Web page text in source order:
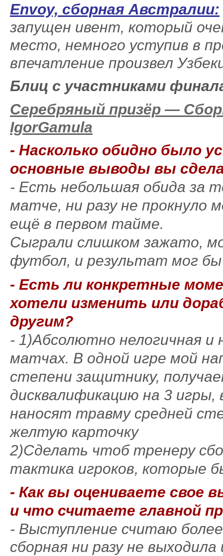
Envoy, сборная Австралии:
запущен ивент, который
место, немного уступив в
впечатление произвел
Блиц с участниками
Серебряный призёр —
IgorGamula
- Насколько обидно было
основные выводы вы
- Есть небольшая обида за
матче, ни разу не прокнуло
ещё в первом тайме.
Сыграли слишком зажато,
футбол, и результат мог
- Есть ли конкретные
хотели изменить или
другим?
- 1)Абсолютно нелогичная
матчах. В одной игре мой
степени защитнику,
дисквалификацию на 3
наносят травму средней
желтую карточку
2)Сделать чтоб тренеру
тактика игроков, которые
- Как вы оцениваете свое
и что считаете главной
- Выступление считаю
сборная ни разу не